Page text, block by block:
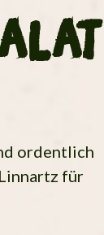
ordentlich
für